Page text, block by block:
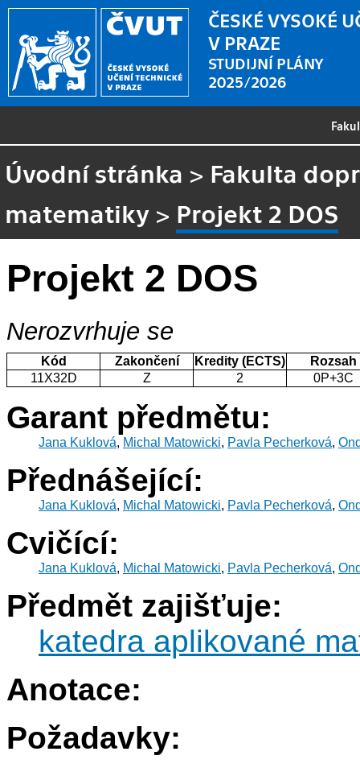
ČESKÉ VYSOKÉ
V PRAZE
STUDIJNÍ PLÁNY
2025/2026
Úvodní stránka > Fakulta
matematiky > Projekt 2 DOS
Projekt 2 DOS
Nerozvrhuje se
Kód Zakončení Kredity (ECTS)
Rozsah
11X32D
Z 2 0P+3C
Garant předmětu:
Jana Kuklová, Michal Matowicki, Pavla Pecherková,
Přednášející:
Jana Kuklová, Michal Matowicki, Pavla Pecherková,
Cvičící:
Jana Kuklová, Michal Matowicki, Pavla Pecherková,
Předmět zajišťuje:
katedra aplikované
Anotace:
Požadavky: